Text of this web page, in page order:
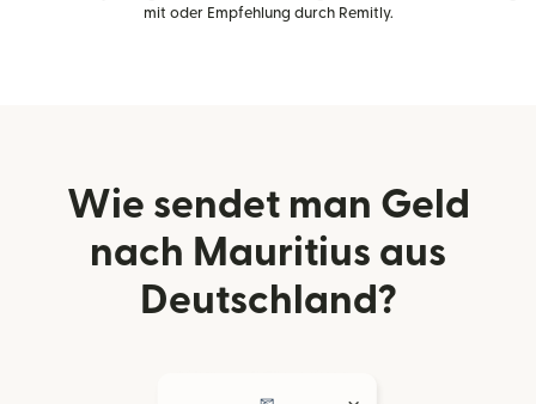
mit oder Empfehlung durch Remitly.
Wie sendet man Geld
nach Mauritius aus
Deutschland?